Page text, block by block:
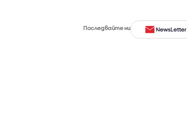
Последвайте ни NewsLetter